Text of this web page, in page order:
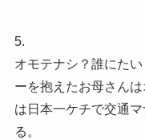
5.
オモテナシ？誰にた
ーを抱えたお母さん
は日本一ケチで交通
る。